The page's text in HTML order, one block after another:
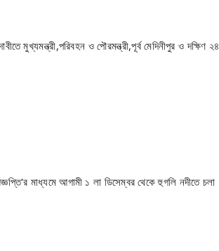
মুখ্যমন্ত্রী,পরিবহন ও পৌরমন্ত্রী,পূর্ব মেদিনীপুর ও দক্ষিণ ২৪
মাধ্যমে আগামী ১ লা ডিসেম্বর থেকে হুগলি নদীতে চলা